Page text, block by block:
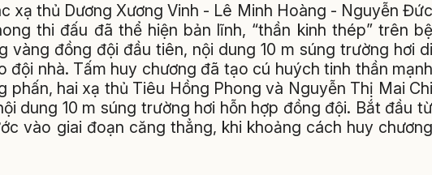
xạ thủ Dương Xương Vinh - Lê Minh Hoàng - Nguyễn Đức
thi đấu đã thể hiện bản lĩnh, “thần kinh thép” trên bệ
vàng đồng đội đầu tiên, nội dung 10 m súng trường hơi di
đội nhà. Tấm huy chương đã tạo cú huých tinh thần mạnh
phấn, hai xạ thủ Tiêu Hồng Phong và Nguyễn Thị Mai Chi
dung 10 m súng trường hơi hỗn hợp đồng đội. Bắt đầu từ
vào giai đoạn căng thẳng, khi khoảng cách huy chương